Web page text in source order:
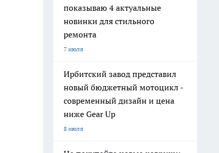
показываю 4 актуальные
новинки для стильного
ремонта
7 июля
Ирбитский завод представил
новый бюджетный мотоцикл -
современный дизайн и цена
ниже Gear Up
8 июля